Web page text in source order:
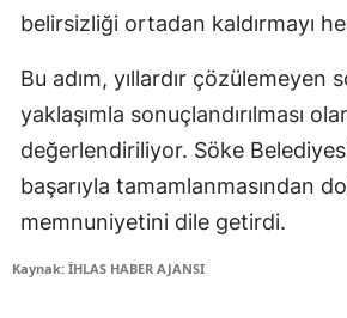
belirsizliği ortadan kaldırmayı
Bu adım, yıllardır çözülemeyen
yaklaşımla sonuçlandırılması
değerlendiriliyor. Söke
başarıyla tamamlanmasından
memnuniyetini dile getirdi.
Kaynak: İHLAS HABER AJANSI